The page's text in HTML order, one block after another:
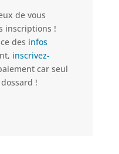
de vous
inscriptions !
des infos
inscrivez-
car seul
!